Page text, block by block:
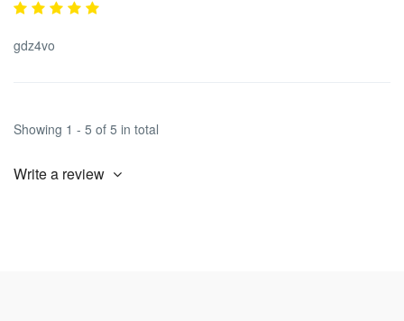
gdz4vo
Showing 1 - 5 of 5 in total
Write a review